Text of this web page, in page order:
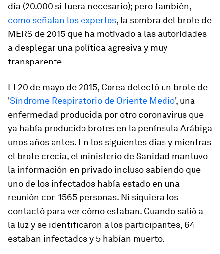
día (20.000 si fuera necesario); pero también,
como señalan los expertos, la sombra del brote de
MERS de 2015 que ha motivado a las autoridades
a desplegar una política agresiva y muy
transparente.
El 20 de mayo de 2015, Corea detectó un brote de
'Síndrome Respiratorio de Oriente Medio', una
enfermedad producida por otro coronavirus que
ya había producido brotes en la península Arábiga
unos años antes. En los siguientes días y mientras
el brote crecía, el ministerio de Sanidad mantuvo
la información en privado incluso sabiendo que
uno de los infectados había estado en una
reunión con 1565 personas. Ni siquiera los
contactó para ver cómo estaban. Cuando salió a
la luz y se identificaron a los participantes, 64
estaban infectados y 5 habían muerto.